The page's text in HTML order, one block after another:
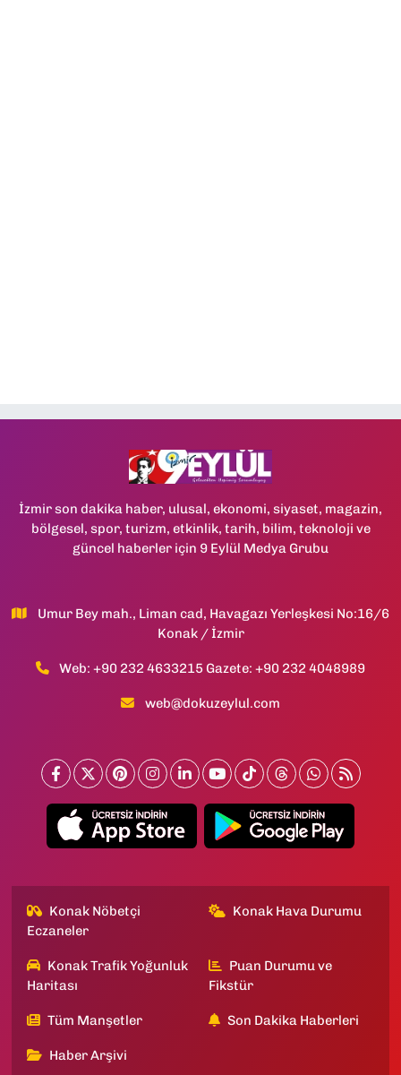
İzmir son dakika haber, ulusal, ekonomi, siyaset, magazin,
bölgesel, spor, turizm, etkinlik, tarih, bilim, teknoloji ve
güncel haberler için 9 Eylül Medya Grubu
Umur Bey mah., Liman cad, Havagazı Yerleşkesi No:16/6
Konak / İzmir
Web: +90 232 4633215 Gazete: +90 232 4048989
web@dokuzeylul.com
Konak Nöbetçi
Eczaneler
Konak Hava Durumu
Konak Trafik Yoğunluk
Haritası
Puan Durumu ve
Fikstür
Tüm Manşetler Son Dakika Haberleri
Haber Arşivi